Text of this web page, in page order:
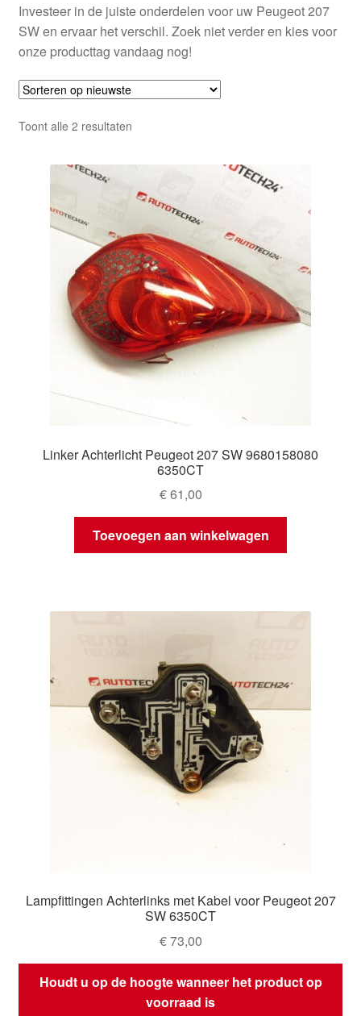
Investeer in de juiste onderdelen voor uw Peugeot 207
SW en ervaar het verschil. Zoek niet verder en kies voor
onze producttag vandaag nog!
Toont alle 2 resultatenGesorteerd
nieuwste
Linker Achterlicht Peugeot 207 SW 9680158080
6350CT
€61,00
Toevoegen aan winkelwagen
Lampfittingen Achterlinks met Kabel voor Peugeot 207
SW 6350CT
€73,00
Houdt u op de hoogte wanneer het product op
voorraad is